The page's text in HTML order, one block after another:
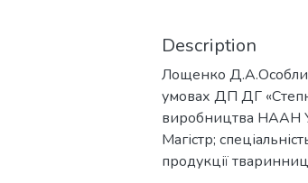
Description
Лощенко
умовах ДП ДГ
виробництва НААН
Магістр;
продукції